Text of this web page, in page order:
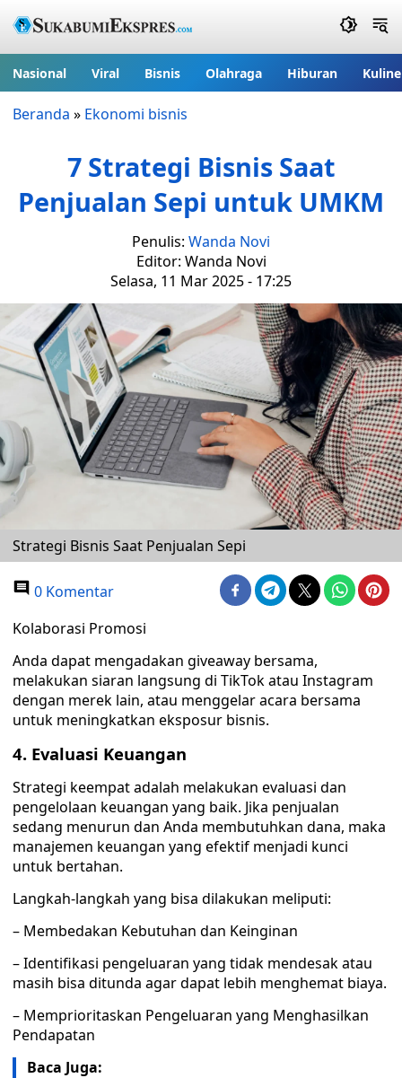
Nasional Viral Bisnis Olahraga Hiburan
Beranda » Ekonomi bisnis
7 Strategi Bisnis Saat
Penjualan Sepi untuk UMKM
Penulis: Wanda Novi
Editor: Wanda Novi
Selasa, 11 Mar 2025 - 17:25
Strategi Bisnis Saat Penjualan Sepi
0 Komentar
Kolaborasi Promosi
Anda dapat mengadakan giveaway bersama,
melakukan siaran langsung di TikTok atau Instagram
dengan merek lain, atau menggelar acara bersama
untuk meningkatkan eksposur bisnis.
4. Evaluasi Keuangan
Strategi keempat adalah melakukan evaluasi dan
pengelolaan keuangan yang baik. Jika penjualan
sedang menurun dan Anda membutuhkan dana, maka
manajemen keuangan yang efektif menjadi kunci
untuk bertahan.
Langkah-langkah yang bisa dilakukan meliputi:
– Membedakan Kebutuhan dan Keinginan
– Identifikasi pengeluaran yang tidak mendesak atau
masih bisa ditunda agar dapat lebih menghemat biaya.
– Memprioritaskan Pengeluaran yang Menghasilkan
Pendapatan
Baca Juga: